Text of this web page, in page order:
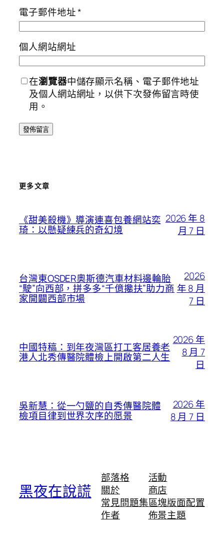
電子郵件地址*
個人網站網址
在瀏覽器中儲存顯示名稱、電子郵件地址
及個人網站網址，以供下次發佈留言時使
用。
更多文章
《甜美殺機》導演連喜包養網站奕
琦：以懸疑練兵的奇幻境
2026 年 8
月 7 日
台灣東OSDER奧斯德汽車材料邊輪胎
“駛”向西部，拼多多“千億攙扶”助力商
家開闢西部市場
2026
年 8 月
7 日
中國特稿：到年夜灣區打工客居養老
港人北秀傳醫院體檢上開啟第二人生
2026 年
8 月 7
日
吳新慧：從一勺鹽的自秀傳醫院體
檢項目律到世界次序的愿景
2026 年
8 月 7 日
黑夜在說謊
部落格
關於
常見問題集
作者
活動
商店
區塊版面配置
佈景主題